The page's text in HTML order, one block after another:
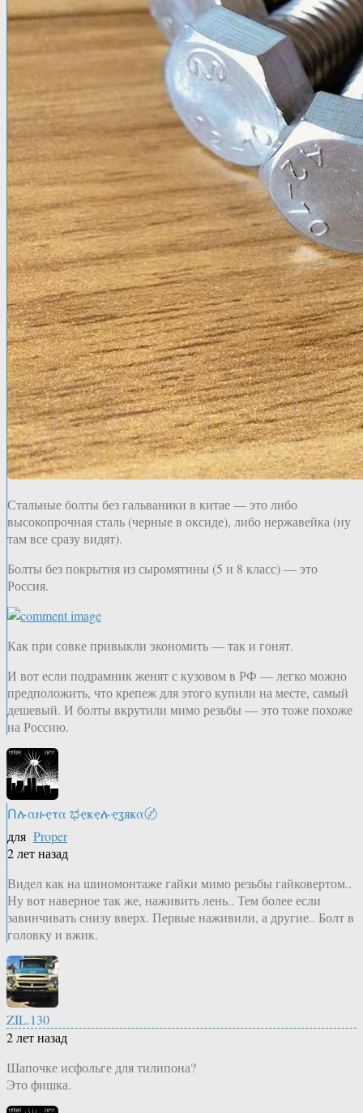
Стальные болты без гальваники в китае — это либо
высокопрочная сталь (черные в оксиде), либо нержавейка (ну
там все сразу видят).
Болты без покрытия из сыромятины (5 и 8 класс) — это
Россия.
Как при совке привыкли экономить — так и гонят.
И вот если подрамник женят с кузовом в РФ — легко можно
предположить, что крепеж для этого купили на месте, самый
дешевый. И болты вкрутили мимо резьбы — это тоже похоже
на Россию.
Ոሉαዙҿτα ಭҿҝҿሉҿʓяҝα〄
для Proper
2 лет назад
Видел как на шиномонтаже гайки мимо резьбы гайковертом..
Ну вот наверное так же, наживить лень.. Тем более если
завинчивать снизу вверх. Первые наживили, а другие.. Болт в
головку и вжик.
ZIL.130
2 лет назад
Шапочке исфольге для тилипона?
Это фишка.